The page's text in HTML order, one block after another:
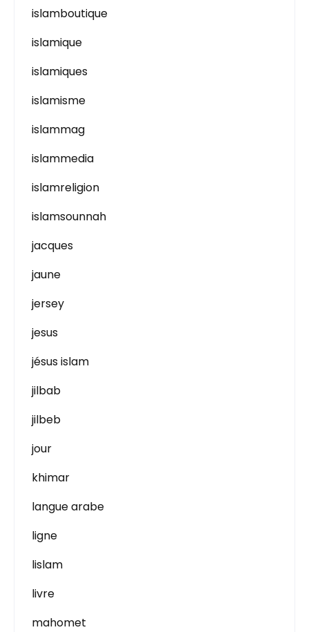
islamboutique
islamique
islamiques
islamisme
islammag
islammedia
islamreligion
islamsounnah
jacques
jaune
jersey
jesus
jésus islam
jilbab
jilbeb
jour
khimar
langue arabe
ligne
lislam
livre
mahomet